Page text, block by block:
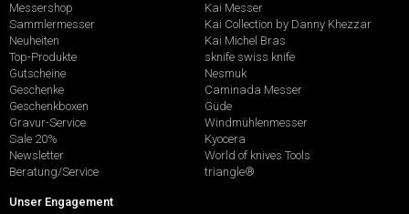
Messershop
Sammlermesser
Neuheiten
Top-Produkte
Gutscheine
Geschenke
Geschenkboxen
Gravur-Service
Sale 20%
Newsletter
Beratung/Service
Kai Messer
Kai Collection by Danny Khezzar
Kai Michel Bras
sknife swiss knife
Nesmuk
Caminada Messer
Güde
Windmühlenmesser
Kyocera
World of knives Tools
triangle®
Unser Engagement